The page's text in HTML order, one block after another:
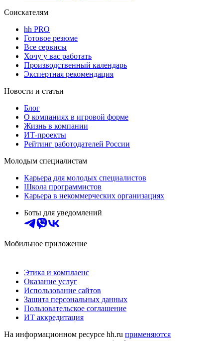
Соискателям
hh PRO
Готовое резюме
Все сервисы
Хочу у вас работать
Производственный календарь
Экспертная рекомендация
Новости и статьи
Блог
О компаниях в игровой форме
Жизнь в компании
ИТ-проекты
Рейтинг работодателей России
Молодым специалистам
Карьера для молодых специалистов
Школа программистов
Карьера в некоммерческих организациях
Боты для уведомлений
Мобильное приложение
Этика и комплаенс
Оказание услуг
Использование сайтов
Защита персональных данных
Пользовательское соглашение
ИТ аккредитация
На информационном ресурсе hh.ru применяются